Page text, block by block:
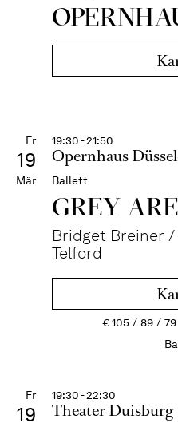
Fr
19
Mär
19:30 - 21:50
Opernhaus
Ballett
GREY
Bridget Breiner /
Telford
€105 89 79
Fr
19
19:30 - 22:30
Theater Duisburg